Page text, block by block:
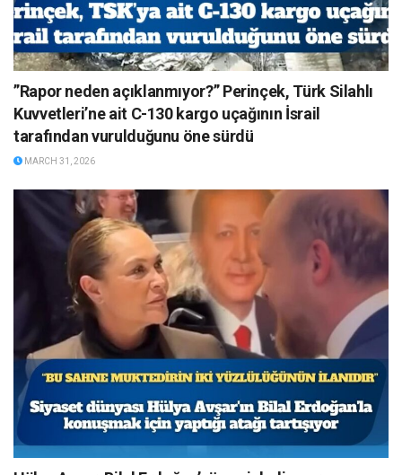
”Rapor neden açıklanmıyor?” Perinçek, Türk Silahlı
Kuvvetleri’ne ait C-130 kargo uçağının İsrail
tarafından vurulduğunu öne sürdü
MARCH 31, 2026